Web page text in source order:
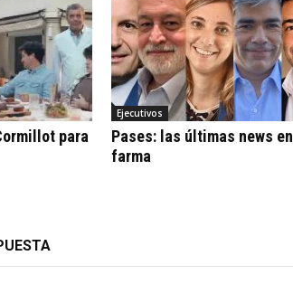
para
Ejecutivos
Pases: las últimas news en
farma